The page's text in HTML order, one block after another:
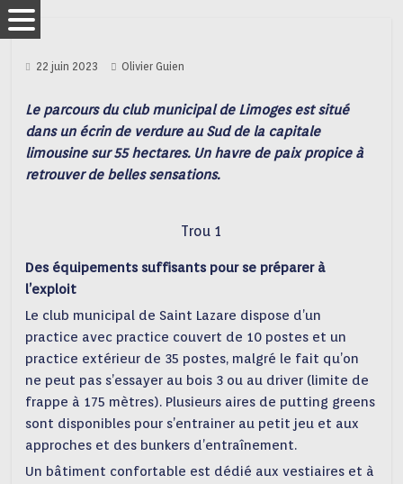
22 juin 2023 Olivier Guien
Le parcours du club municipal de Limoges est situé
dans un écrin de verdure au Sud de la capitale
limousine sur 55 hectares. Un havre de paix propice à
retrouver de belles sensations.
Trou 1
Des équipements suffisants pour se préparer à
l’exploit
Le club municipal de Saint Lazare dispose d’un
practice avec practice couvert de 10 postes et un
practice extérieur de 35 postes, malgré le fait qu’on
ne peut pas s’essayer au bois 3 ou au driver (limite de
frappe à 175 mètres). Plusieurs aires de putting greens
sont disponibles pour s’entrainer au petit jeu et aux
approches et des bunkers d’entraînement.
Un bâtiment confortable est dédié aux vestiaires et à